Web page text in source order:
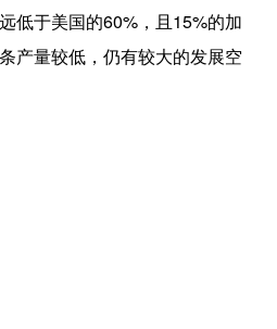
低于美国的60%，且15%的加
产量较低，仍有较大的发展空